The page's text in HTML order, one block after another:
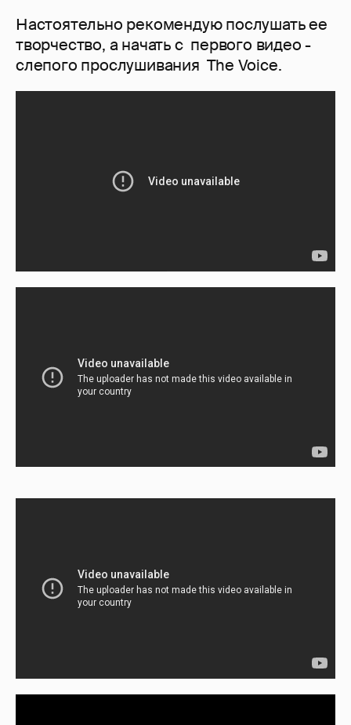
Настоятельно рекомендую послушать ее
творчество, а начать с первого видео -
слепого прослушивания The Voice.